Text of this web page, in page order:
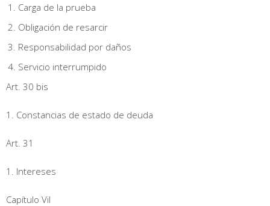
Carga de la prueba
Obligación de resarcir
Responsabilidad por daños
Servicio interrumpido
Art. 30 bis
1. Constancias de estado de deuda
Art. 31
1. Intereses
Capítulo Vil